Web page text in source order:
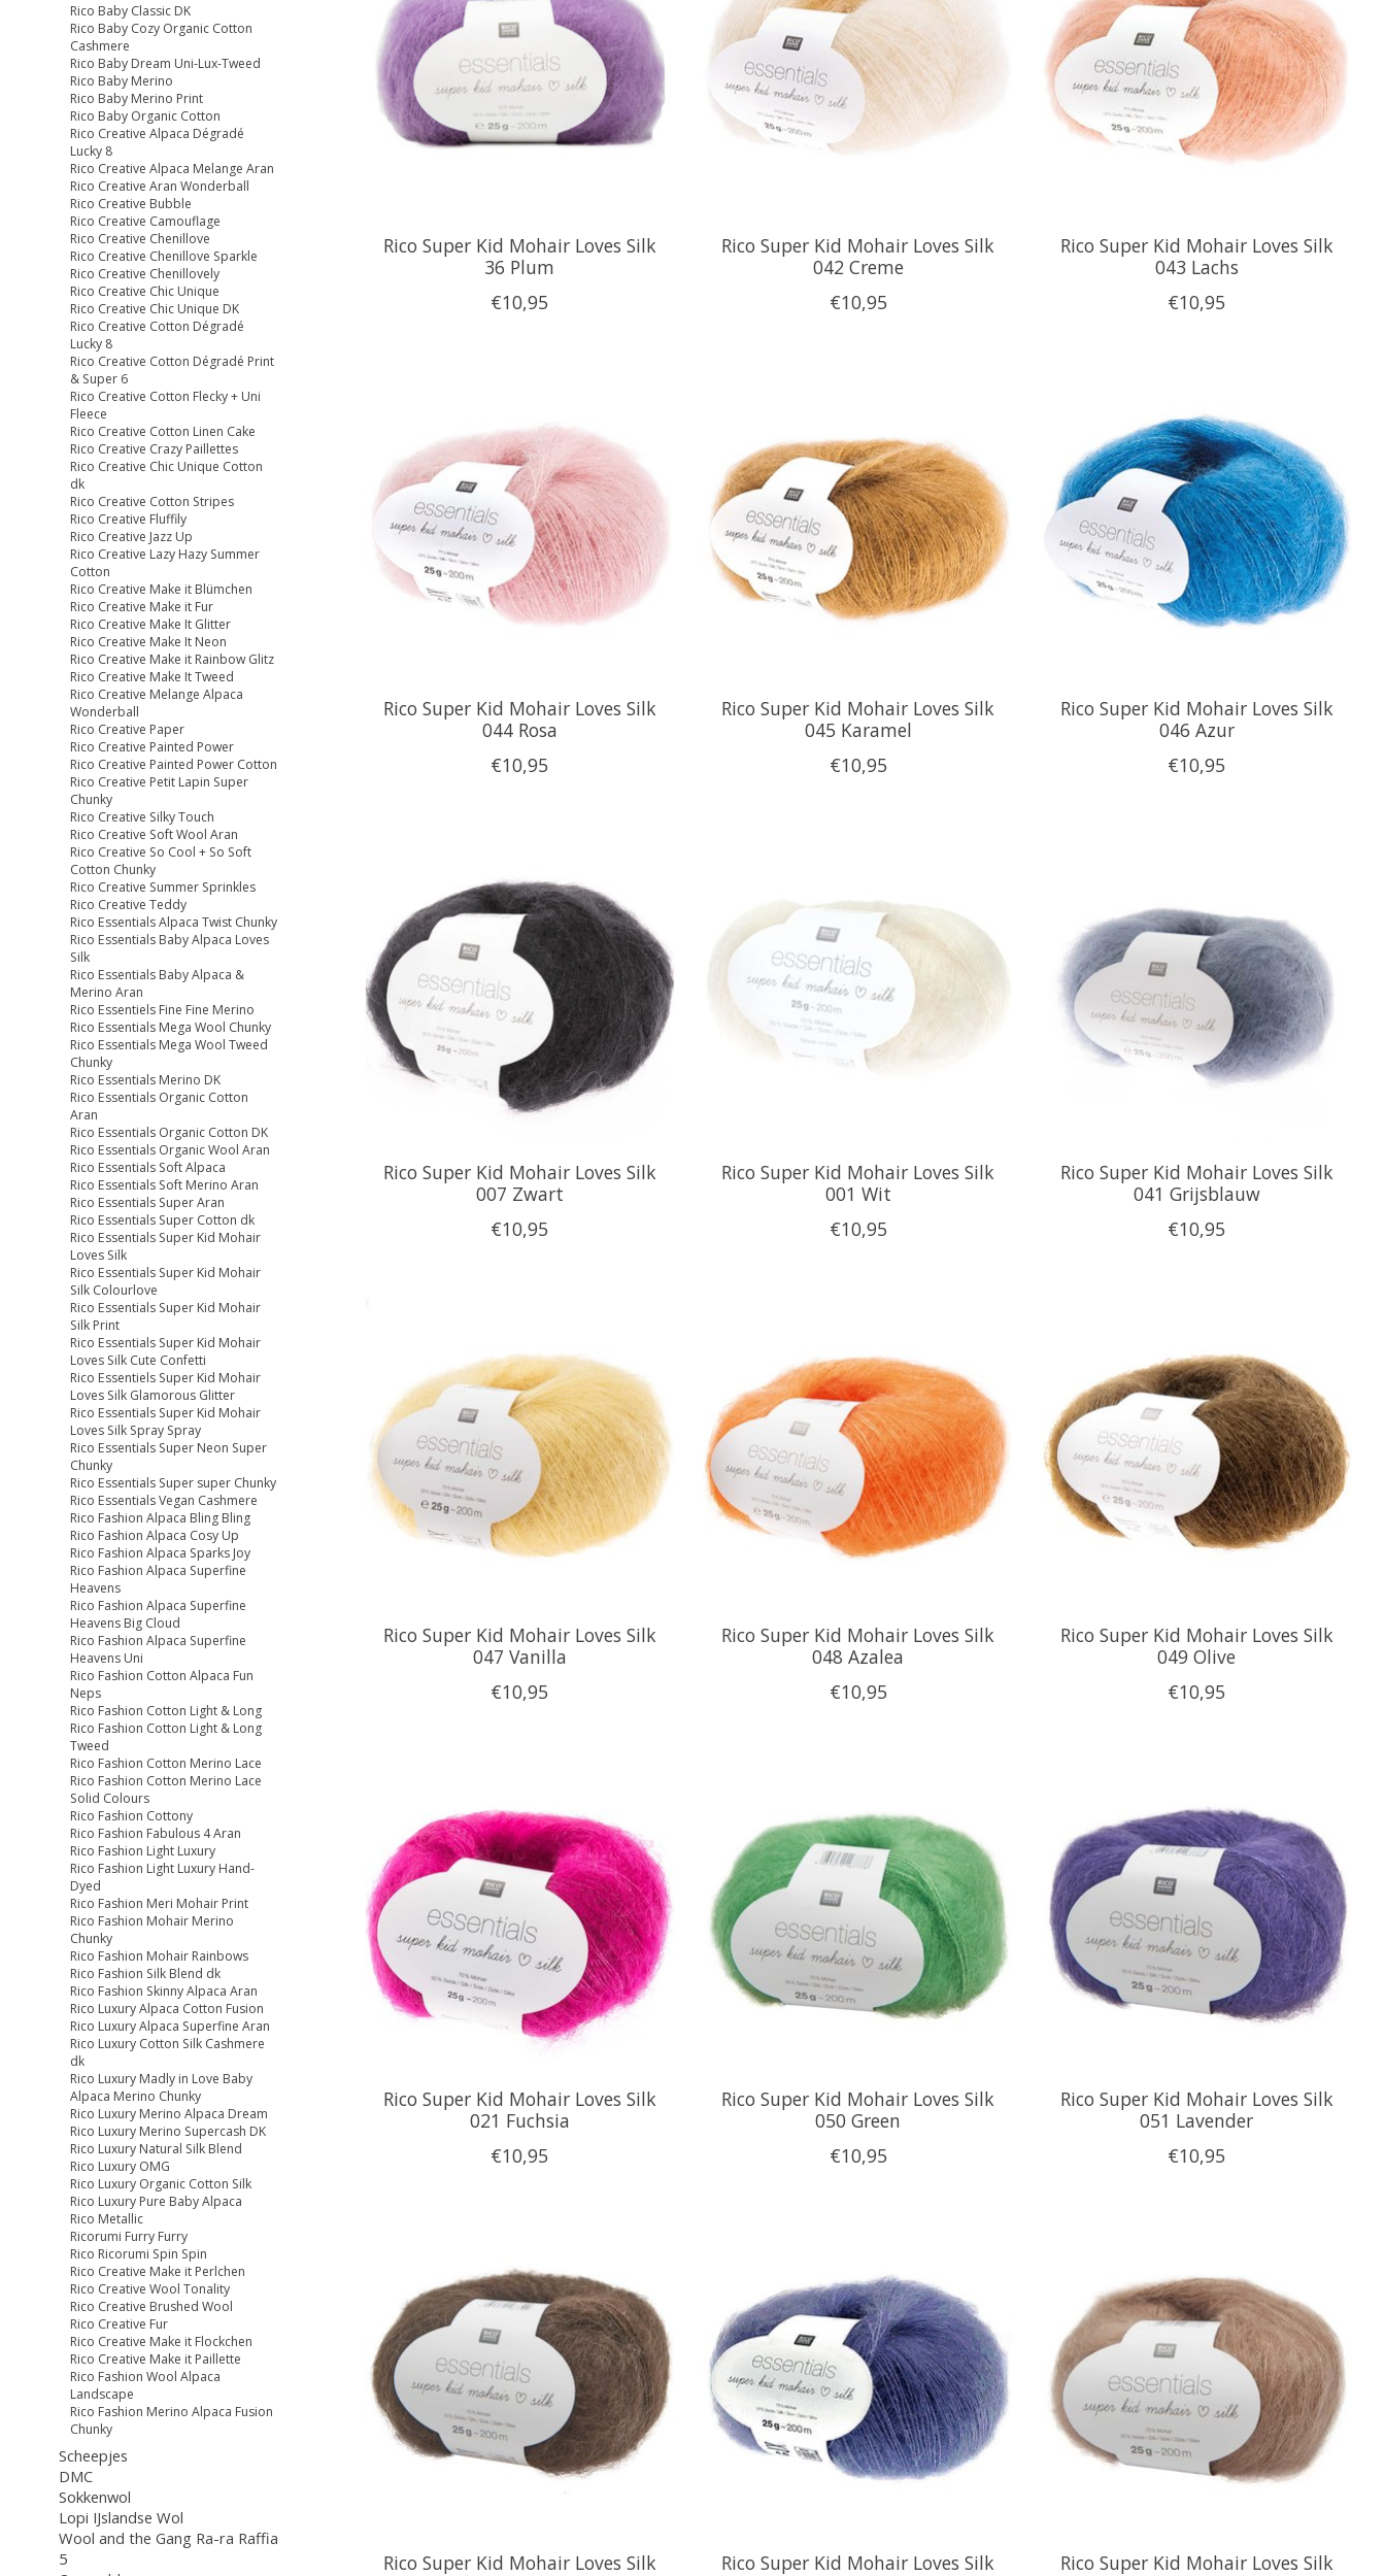
Rico Baby Classic DK
Rico Baby Cozy Organic Cotton
Cashmere
Rico Baby Dream Uni-Lux-Tweed
Rico Baby Merino
Rico Baby Merino Print
Rico Baby Organic Cotton
Rico Creative Alpaca Dégradé
Lucky 8
Rico Creative Alpaca Melange Aran
Rico Creative Aran Wonderball
Rico Creative Bubble
Rico Creative Camouflage
Rico Creative Chenillove
Rico Creative Chenillove Sparkle
Rico Creative Chenillovely
Rico Creative Chic Unique
Rico Creative Chic Unique DK
Rico Creative Cotton Dégradé
Lucky 8
Rico Creative Cotton Dégradé Print
& Super 6
Rico Creative Cotton Flecky + Uni
Fleece
Rico Creative Cotton Linen Cake
Rico Creative Crazy Paillettes
Rico Creative Chic Unique Cotton
dk
Rico Creative Cotton Stripes
Rico Creative Fluffily
Rico Creative Jazz Up
Rico Creative Lazy Hazy Summer
Cotton
Rico Creative Make it Blümchen
Rico Creative Make it Fur
Rico Creative Make It Glitter
Rico Creative Make It Neon
Rico Creative Make it Rainbow Glitz
Rico Creative Make It Tweed
Rico Creative Melange Alpaca
Wonderball
Rico Creative Paper
Rico Creative Painted Power
Rico Creative Painted Power Cotton
Rico Creative Petit Lapin Super
Chunky
Rico Creative Silky Touch
Rico Creative Soft Wool Aran
Rico Creative So Cool + So Soft
Cotton Chunky
Rico Creative Summer Sprinkles
Rico Creative Teddy
Rico Essentials Alpaca Twist Chunky
Rico Essentials Baby Alpaca Loves
Silk
Rico Essentials Baby Alpaca &
Merino Aran
Rico Essentiels Fine Fine Merino
Rico Essentials Mega Wool Chunky
Rico Essentials Mega Wool Tweed
Chunky
Rico Essentials Merino DK
Rico Essentials Organic Cotton
Aran
Rico Essentials Organic Cotton DK
Rico Essentials Organic Wool Aran
Rico Essentials Soft Alpaca
Rico Essentials Soft Merino Aran
Rico Essentials Super Aran
Rico Essentials Super Cotton dk
Rico Essentials Super Kid Mohair
Loves Silk
Rico Essentials Super Kid Mohair
Silk Colourlove
Rico Essentials Super Kid Mohair
Silk Print
Rico Essentials Super Kid Mohair
Loves Silk Cute Confetti
Rico Essentiels Super Kid Mohair
Loves Silk Glamorous Glitter
Rico Essentials Super Kid Mohair
Loves Silk Spray Spray
Rico Essentials Super Neon Super
Chunky
Rico Essentials Super super Chunky
Rico Essentials Vegan Cashmere
Rico Fashion Alpaca Bling Bling
Rico Fashion Alpaca Cosy Up
Rico Fashion Alpaca Sparks Joy
Rico Fashion Alpaca Superfine
Heavens
Rico Fashion Alpaca Superfine
Heavens Big Cloud
Rico Fashion Alpaca Superfine
Heavens Uni
Rico Fashion Cotton Alpaca Fun
Neps
Rico Fashion Cotton Light & Long
Rico Fashion Cotton Light & Long
Tweed
Rico Fashion Cotton Merino Lace
Rico Fashion Cotton Merino Lace
Solid Colours
Rico Fashion Cottony
Rico Fashion Fabulous 4 Aran
Rico Fashion Light Luxury
Rico Fashion Light Luxury Hand-
Dyed
Rico Fashion Meri Mohair Print
Rico Fashion Mohair Merino
Chunky
Rico Fashion Mohair Rainbows
Rico Fashion Silk Blend dk
Rico Fashion Skinny Alpaca Aran
Rico Luxury Alpaca Cotton Fusion
Rico Luxury Alpaca Superfine Aran
Rico Luxury Cotton Silk Cashmere
dk
Rico Luxury Madly in Love Baby
Alpaca Merino Chunky
Rico Luxury Merino Alpaca Dream
Rico Luxury Merino Supercash DK
Rico Luxury Natural Silk Blend
Rico Luxury OMG
Rico Luxury Organic Cotton Silk
Rico Luxury Pure Baby Alpaca
Rico Metallic
Ricorumi Furry Furry
Rico Ricorumi Spin Spin
Rico Creative Make it Perlchen
Rico Creative Wool Tonality
Rico Creative Brushed Wool
Rico Creative Fur
Rico Creative Make it Flockchen
Rico Creative Make it Paillette
Rico Fashion Wool Alpaca
Landscape
Rico Fashion Merino Alpaca Fusion
Chunky
Scheepjes
DMC
Sokkenwol
Lopi IJslandse Wol
Wool and the Gang Ra-ra Raffia
5
Rico Super Kid Mohair Loves Silk
36 Plum
€10,95
Rico Super Kid Mohair Loves Silk
042 Creme
€10,95
Rico Super Kid Mohair Loves Silk
043 Lachs
€10,95
Rico Super Kid Mohair Loves Silk
044 Rosa
€10,95
Rico Super Kid Mohair Loves Silk
045 Karamel
€10,95
Rico Super Kid Mohair Loves Silk
046 Azur
€10,95
Rico Super Kid Mohair Loves Silk
007 Zwart
€10,95
Rico Super Kid Mohair Loves Silk
001 Wit
€10,95
Rico Super Kid Mohair Loves Silk
041 Grijsblauw
€10,95
Rico Super Kid Mohair Loves Silk
047 Vanilla
€10,95
Rico Super Kid Mohair Loves Silk
048 Azalea
€10,95
Rico Super Kid Mohair Loves Silk
049 Olive
€10,95
Rico Super Kid Mohair Loves Silk
021 Fuchsia
€10,95
Rico Super Kid Mohair Loves Silk
050 Green
€10,95
Rico Super Kid Mohair Loves Silk
051 Lavender
€10,95
Rico Super Kid Mohair Loves Silk
Rico Super Kid Mohair Loves Silk
Rico Super Kid Mohair Loves Silk